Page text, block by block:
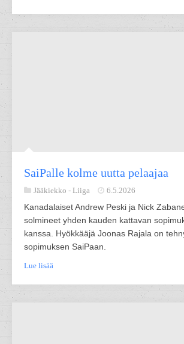
SaiPalle kolme uutta pelaajaa
Jääkiekko - Liiga 6.5.2026
Kanadalaiset Andrew Peski ja Nick
solmineet yhden kauden kattavan
kanssa. Hyökkääjä Joonas Rajala on
sopimuksen SaiPaan.
Lue lisää